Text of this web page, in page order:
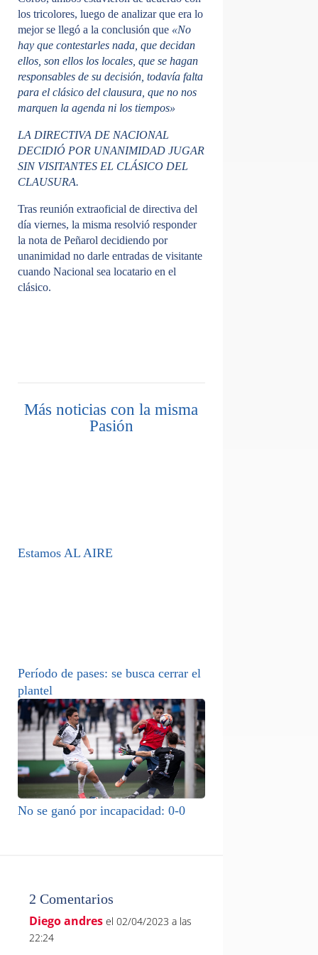
los tricolores, luego de analizar que era lo
mejor se llegó a la conclusión que «No
hay que contestarles nada, que decidan
ellos, son ellos los locales, que se hagan
responsables de su decisión, todavía falta
para el clásico del clausura, que no nos
marquen la agenda ni los tiempos»
LA DIRECTIVA DE NACIONAL
DECIDIÓ POR UNANIMIDAD JUGAR
SIN VISITANTES EL CLÁSICO DEL
CLAUSURA.
Tras reunión extraoficial de directiva del
día viernes, la misma resolvió responder
la nota de Peñarol decidiendo por
unanimidad no darle entradas de visitante
cuando Nacional sea locatario en el
clásico.
Más noticias con la misma
Pasión
Estamos AL AIRE
Período de pases: se busca cerrar el
plantel
No se ganó por incapacidad: 0-0
2 Comentarios
Diego andres el 02/04/2023 a las
22:24